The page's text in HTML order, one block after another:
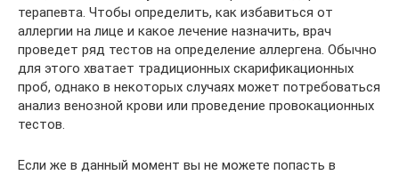
терапевта. Чтобы определить, как избавиться от
аллергии на лице и какое лечение назначить, врач
проведет ряд тестов на определение аллергена. Обычно
для этого хватает традиционных скарификационных
проб, однако в некоторых случаях может потребоваться
анализ венозной крови или проведение провокационных
тестов.
Если же в данный момент вы не можете попасть в